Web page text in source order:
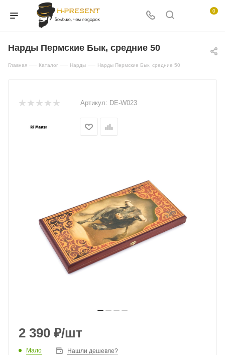
0
Нарды Пермские Бык, средние 50
Главная — Каталог — Нарды — Нарды Пермские Бык, средние 50
Артикул: DE-W023
2 390 ₽/шт
Мало Нашли дешевле?